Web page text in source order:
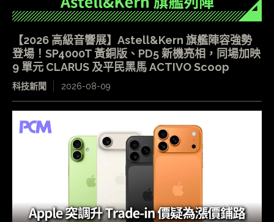
【2026 高級音響展】Astell&Kern 旗艦陣容強勢
登場！SP4000T 黃銅版、PD5 新機亮相，同場加映
9 單元 CLARUS 及平民黑馬 ACTIVO Scoop
科技新聞 2026-08-09